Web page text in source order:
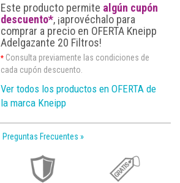
Este producto permite algún cupón
descuento*, ¡aprovéchalo para
comprar a precio en OFERTA Kneipp
Adelgazante 20 Filtros!
* Consulta previamente las condiciones de
cada cupón descuento.
Ver todos los productos en OFERTA de
la marca Kneipp
Preguntas Frecuentes »